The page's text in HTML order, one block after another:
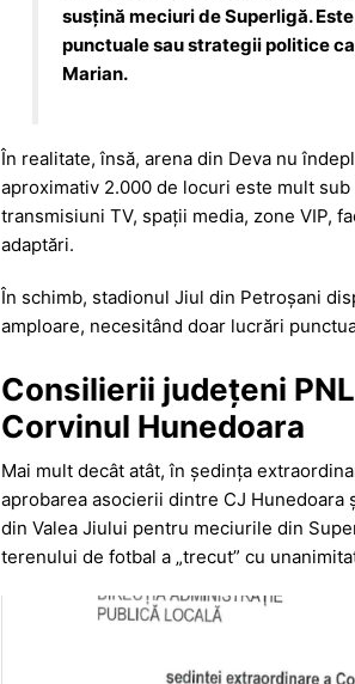
susțină meciuri de Superligă.
punctuale sau strategii politice
Marian.
În realitate, însă, arena din Deva nu
aproximativ 2.000 de locuri este mult
transmisiuni TV, spații media, zone VIP,
adaptări.
În schimb, stadionul Jiul din Petroșani
amploare, necesitând doar lucrări
Consilierii județeni
Corvinul Hunedoara
Mai mult decât atât, în ședința
aprobarea asocierii dintre CJ
din Valea Jiului pentru meciurile din
terenului de fotbal a „trecut” cu